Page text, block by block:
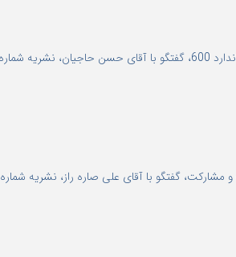
شماره 103
گفتگو با آقای علی صاره راز، نشریه شماره 103